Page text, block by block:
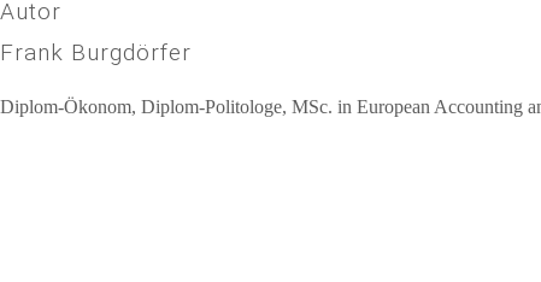
Autor
Frank Burgdörfer
Diplom-Ökonom, Diplom-Politologe, MSc. in European Accounting